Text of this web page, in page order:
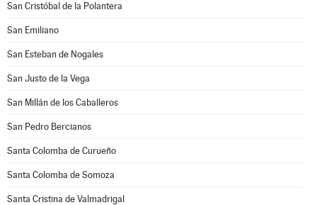
San Cristóbal de la Polantera
San Emiliano
San Esteban de Nogales
San Justo de la Vega
San Millán de los Caballeros
San Pedro Bercianos
Santa Colomba de Curueño
Santa Colomba de Somoza
Santa Cristina de Valmadrigal